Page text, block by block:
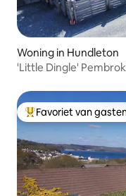
Woning in Hundleton
'Little Dingle'
Topfavoriet van
Favoriet van